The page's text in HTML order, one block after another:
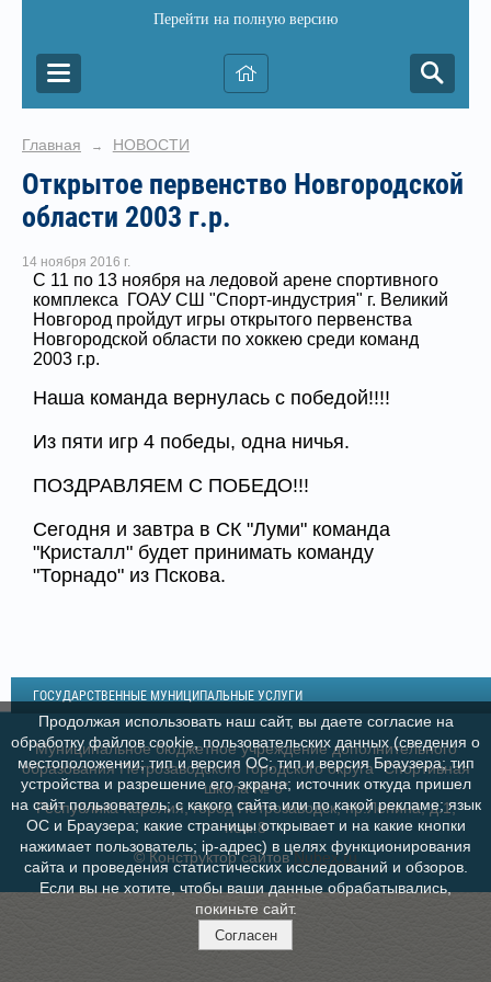
Перейти на полную версию
Главная → НОВОСТИ
Открытое первенство Новгородской
области 2003 г.р.
14 ноября 2016 г.
С 11 по 13 ноября на ледовой арене спортивного
комплекса ГОАУ СШ "Спорт-индустрия" г. Великий
Новгород пройдут игры открытого первенства
Новгородской области по хоккею среди команд
2003 г.р.
Наша команда вернулась с победой!!!!
Из пяти игр 4 победы, одна ничья.
ПОЗДРАВЛЯЕМ С ПОБЕДО!!!
Сегодня и завтра в СК "Луми" команда
"Кристалл" будет принимать команду
"Торнадо" из Пскова.
ГОСУДАРСТВЕННЫЕ МУНИЦИПАЛЬНЫЕ УСЛУГИ
Муниципальное бюджетное учреждение дополнительного
образования Петрозаводского городского округа "Спортивная
школа № 6"
Республика Карелия, город Петрозаводск, пр.Ленина, д.1,
пом.8
© Конструктор сайтовNubex.ru
Продолжая использовать наш сайт, вы даете согласие на
обработку файлов cookie, пользовательских данных (сведения о
местоположении; тип и версия ОС; тип и версия Браузера; тип
устройства и разрешение его экрана; источник откуда пришел
на сайт пользователь; с какого сайта или по какой рекламе; язык
ОС и Браузера; какие страницы открывает и на какие кнопки
нажимает пользователь; ip-адрес) в целях функционирования
сайта и проведения статистических исследований и обзоров.
Если вы не хотите, чтобы ваши данные обрабатывались,
покиньте сайт.
Согласен